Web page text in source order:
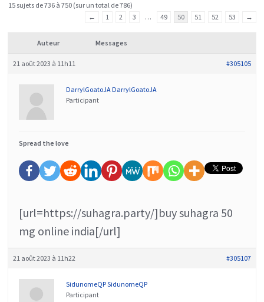
15 sujets de 736 à 750 (sur un total de 786)
←
1 2 3 … 49 50 51 52 53 →
Auteur Messages
21 août 2023 à 11h11 #305105
DarrylGoatoJA DarrylGoatoJA
Participant
Spread the love
[url=https://suhagra.party/]buy suhagra 50
mg online india[/url]
21 août 2023 à 11h22 #305107
SidunomeQP SidunomeQP
Participant